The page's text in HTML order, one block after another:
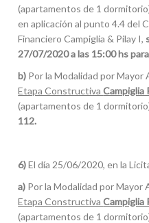
(apartamentos de 1
en aplicación al punto 4.4 del
Financiero Campiglia & Pilay I,
27/07/2020 a las 15:00 hs
b) Por la Modalidad por
Etapa ConstructivaCampiglia
(apartamentos de 1
112.
6)El día 25/06/2020, en la
a) Por la Modalidad por
Etapa ConstructivaCampiglia
(apartamentos de 1